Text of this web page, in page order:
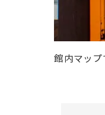
館内マップ